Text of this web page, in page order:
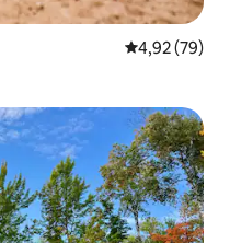
Note
4,92 (79)